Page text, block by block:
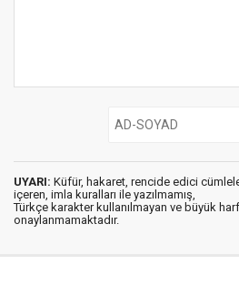
UYARI: Küfür, hakaret, rencide edici
içeren, imla kuralları ile yazılmamış,
Türkçe karakter kullanılmayan ve büyük
onaylanmamaktadır.